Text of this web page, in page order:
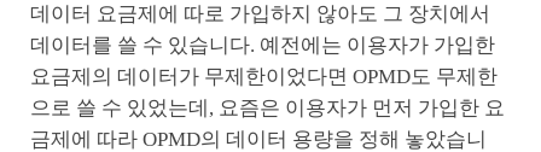
데이터 요금제에 따로 가입하지 않아도 그 장치에서
데이터를 쓸 수 있습니다. 예전에는 이용자가 가입한
요금제의 데이터가 무제한이었다면 OPMD도 무제한
으로 쓸 수 있었는데, 요즘은 이용자가 먼저 가입한 요
금제에 따라 OPMD의 데이터 용량을 정해 놓았습니